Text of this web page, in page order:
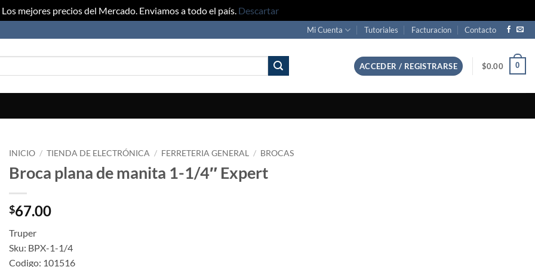
Los mejores precios del Mercado. Enviamos a todo el país. Descartar
Mi Cuenta Tutoriales Facturacion Contacto
ACCEDER / REGISTRARSE $0.00 0
INICIO / TIENDA DE ELECTRÓNICA / FERRETERIA GENERAL / BROCAS
Broca plana de manita 1-1/4″ Expert
$67.00
Truper
Sku: BPX-1-1/4
Codigo: 101516